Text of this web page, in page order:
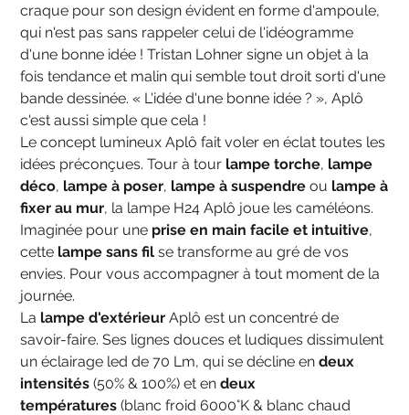
craque pour son design évident en forme d'ampoule,
qui n'est pas sans rappeler celui de l'idéogramme
d'une bonne idée ! Tristan Lohner signe un objet à la
fois tendance et malin qui semble tout droit sorti d'une
bande dessinée. « L'idée d'une bonne idée ? », Aplô
c'est aussi simple que cela !
Le concept lumineux Aplô fait voler en éclat toutes les
idées préconçues. Tour à tour lampe torche, lampe
déco, lampe à poser, lampe à suspendre ou lampe à
fixer au mur, la lampe H24 Aplô joue les caméléons.
Imaginée pour une prise en main facile et intuitive,
cette lampe sans fil se transforme au gré de vos
envies. Pour vous accompagner à tout moment de la
journée.
La lampe d'extérieur Aplô est un concentré de
savoir-faire. Ses lignes douces et ludiques dissimulent
un éclairage led de 70 Lm, qui se décline endeux
intensités (50% & 100%) et endeux
températures (blanc froid 6000°K & blanc chaud